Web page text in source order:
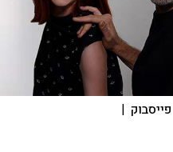
פייסבוק |